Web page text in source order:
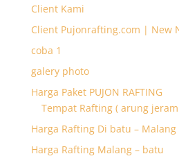
Client Kami
Client Pujonrafting.com | New
coba 1
galery photo
Harga Paket PUJON RAFTING
Tempat Rafting ( arung
Harga Rafting Di batu – Malang
Harga Rafting Malang – batu